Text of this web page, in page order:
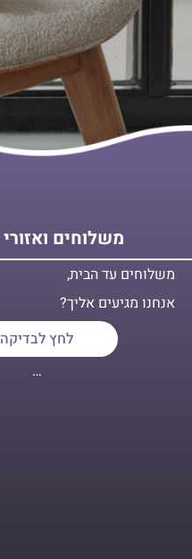
משלוחים
משלוחים עד הבית,
אנחנו מגיעים אליך?
לחץ לבדיקה
…